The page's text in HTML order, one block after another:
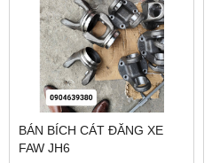
BÁN BÍCH CÁT ĐĂNG XE
FAW JH6